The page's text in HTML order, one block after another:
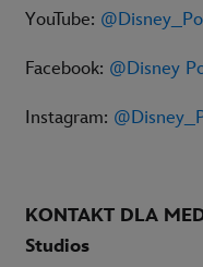
YouTube:
Facebook: @Disney
Instagram:
KONTAKT DLA
Studios